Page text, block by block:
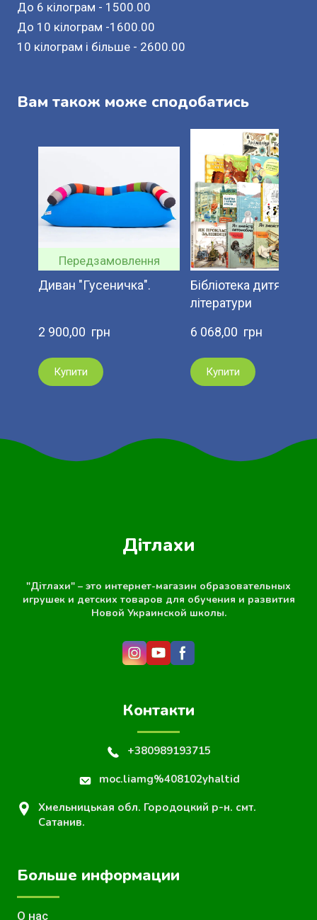
До 6 кілограм - 1500.00
До 10 кілограм -1600.00
10 кілограм і більше - 2600.00
Вам також може сподобатись
Передзамовлення
Диван "Гусеничка".
2 900,00  грн
Купити
Бібліотека дитячої
літератури
6 068,00  грн
Купити
Дітлахи
"Дітлахи" – это интернет-магазин образовательных
игрушек и детских товаров для обучения и развития
Новой Украинской школы.
Контакти
+380989193715
moc.liamg%408102yhaltid
Хмельницькая обл. Городоцкий р-н. смт.
Сатанив.
Больше информации
О нас